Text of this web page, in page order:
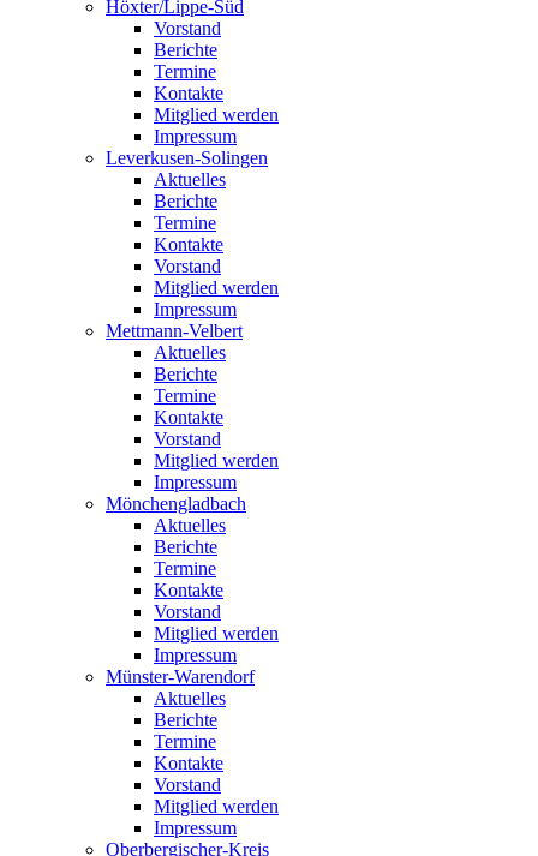
Höxter/Lippe-Süd
Vorstand
Berichte
Termine
Kontakte
Mitglied werden
Impressum
Leverkusen-Solingen
Aktuelles
Berichte
Termine
Kontakte
Vorstand
Mitglied werden
Impressum
Mettmann-Velbert
Aktuelles
Berichte
Termine
Kontakte
Vorstand
Mitglied werden
Impressum
Mönchengladbach
Aktuelles
Berichte
Termine
Kontakte
Vorstand
Mitglied werden
Impressum
Münster-Warendorf
Aktuelles
Berichte
Termine
Kontakte
Vorstand
Mitglied werden
Impressum
Oberbergischer-Kreis